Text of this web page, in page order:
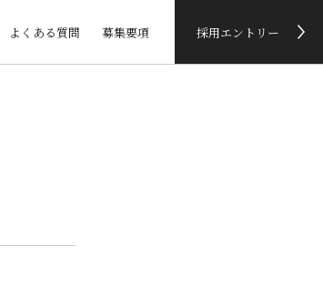
よくある質問 募集要項 採用エントリー